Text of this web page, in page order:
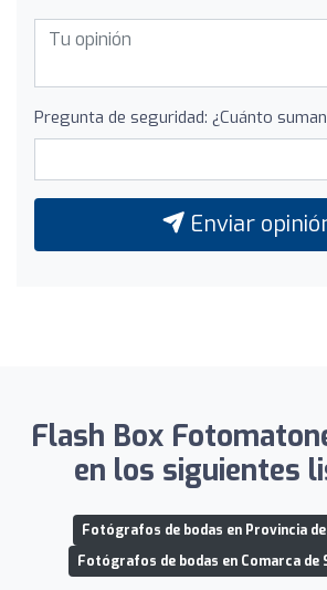
Pregunta de seguridad: ¿Cuánto
Enviar
Flash Box
en los siguientes
Fotógrafos de bodas en Provincia de
Fotógrafos de bodas en Comarca de